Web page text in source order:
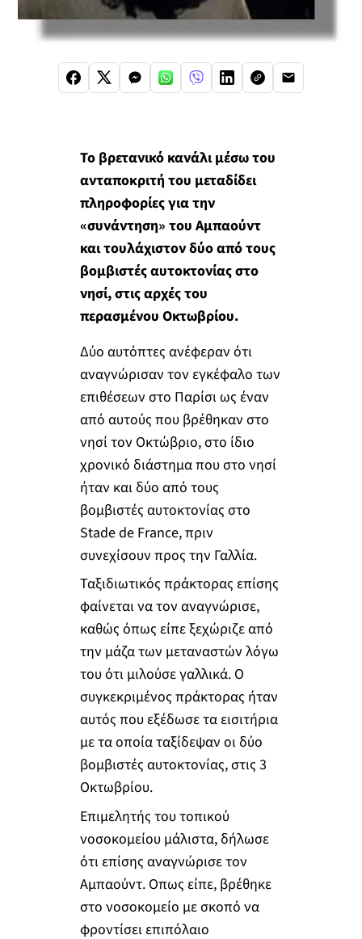
Το βρετανικό κανάλι μέσω του
ανταποκριτή του μεταδίδει
πληροφορίες για την
«συνάντηση» του Αμπαούντ
και τουλάχιστον δύο από τους
βομβιστές αυτοκτονίας στο
νησί, στις αρχές του
περασμένου Οκτωβρίου.
Δύο αυτόπτες ανέφεραν ότι
αναγνώρισαν τον εγκέφαλο των
επιθέσεων στο Παρίσι ως έναν
από αυτούς που βρέθηκαν στο
νησί τον Οκτώβριο, στο ίδιο
χρονικό διάστημα που στο νησί
ήταν και δύο από τους
βομβιστές αυτοκτονίας στο
Stade de France, πριν
συνεχίσουν προς την Γαλλία.
Ταξιδιωτικός πράκτορας επίσης
φαίνεται να τον αναγνώρισε,
καθώς όπως είπε ξεχώριζε από
την μάζα των μεταναστών λόγω
του ότι μιλούσε γαλλικά. Ο
συγκεκριμένος πράκτορας ήταν
αυτός που εξέδωσε τα εισιτήρια
με τα οποία ταξίδεψαν οι δύο
βομβιστές αυτοκτονίας, στις 3
Οκτωβρίου.
Επιμελητής του τοπικού
νοσοκομείου μάλιστα, δήλωσε
ότι επίσης αναγνώρισε τον
Αμπαούντ. Οπως είπε, βρέθηκε
στο νοσοκομείο με σκοπό να
φροντίσει επιπόλαιο